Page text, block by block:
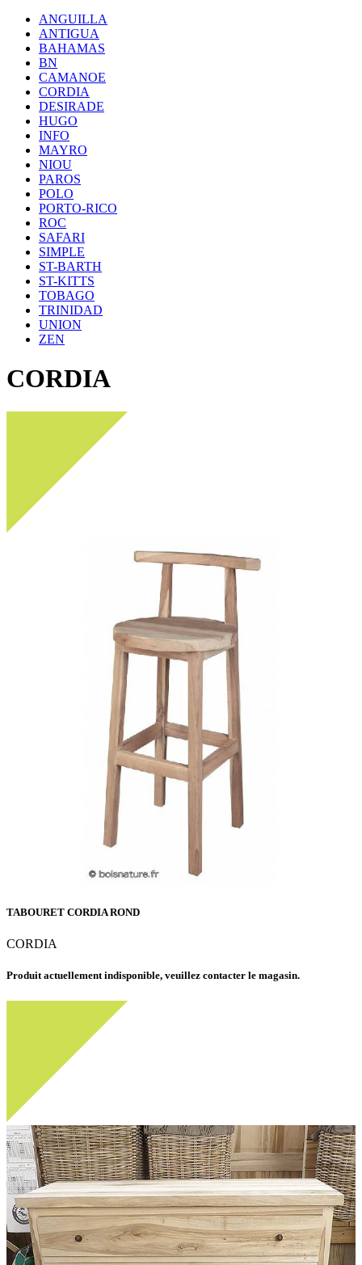
ANGUILLA
ANTIGUA
BAHAMAS
BN
CAMANOE
CORDIA
DESIRADE
HUGO
INFO
MAYRO
NIOU
PAROS
POLO
PORTO-RICO
ROC
SAFARI
SIMPLE
ST-BARTH
ST-KITTS
TOBAGO
TRINIDAD
UNION
ZEN
CORDIA
TABOURET CORDIA ROND
CORDIA
Produit actuellement indisponible, veuillez contacter le magasin.